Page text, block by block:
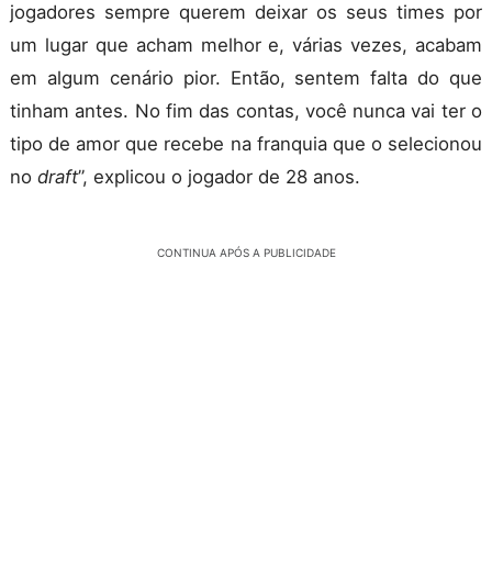
jogadores sempre querem deixar os seus times por
um lugar que acham melhor e, várias vezes, acabam
em algum cenário pior. Então, sentem falta do que
tinham antes. No fim das contas, você nunca vai ter o
tipo de amor que recebe na franquia que o selecionou
no draft”, explicou o jogador de 28 anos.
CONTINUA APÓS A PUBLICIDADE